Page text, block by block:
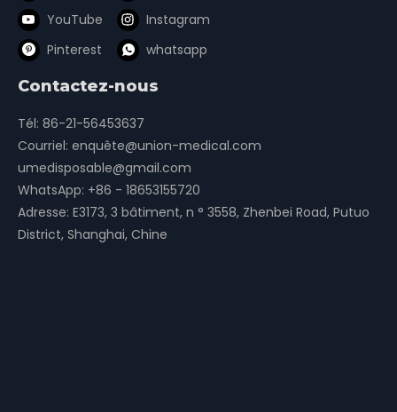
YouTube
Instagram
Pinterest
whatsapp
Contactez-nous
Tél: 86-21-56453637
Courriel: enquête@union-medical.com
umedisposable@gmail.com
WhatsApp: +86 - 18653155720
Adresse: E3173, 3 bâtiment, n ° 3558, Zhenbei Road, Putuo
District, Shanghai, Chine